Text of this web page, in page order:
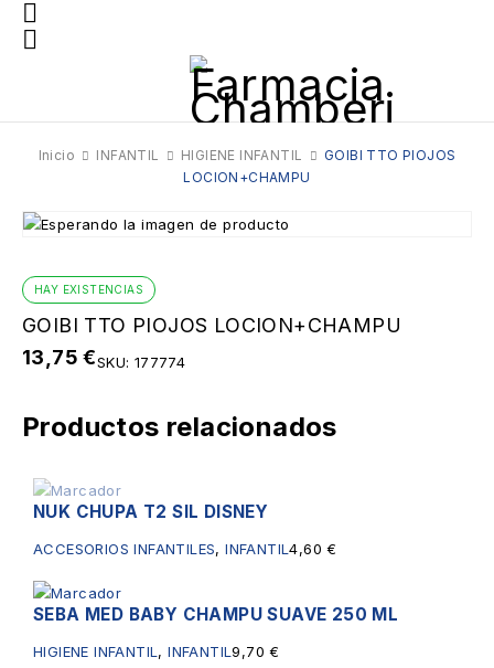
Inicio INFANTIL HIGIENE INFANTIL
GOIBI TTO PIOJOS
LOCION+CHAMPU
HAY EXISTENCIAS
GOIBI TTO PIOJOS LOCION+CHAMPU
13,75€SKU: 177774
Productos relacionados
Sin existencias
NUK CHUPA T2 SIL DISNEY
ACCESORIOS INFANTILES,INFANTIL4,60€
SEBA MED BABY CHAMPU SUAVE 250 ML
HIGIENE INFANTIL ,INFANTIL9,70€